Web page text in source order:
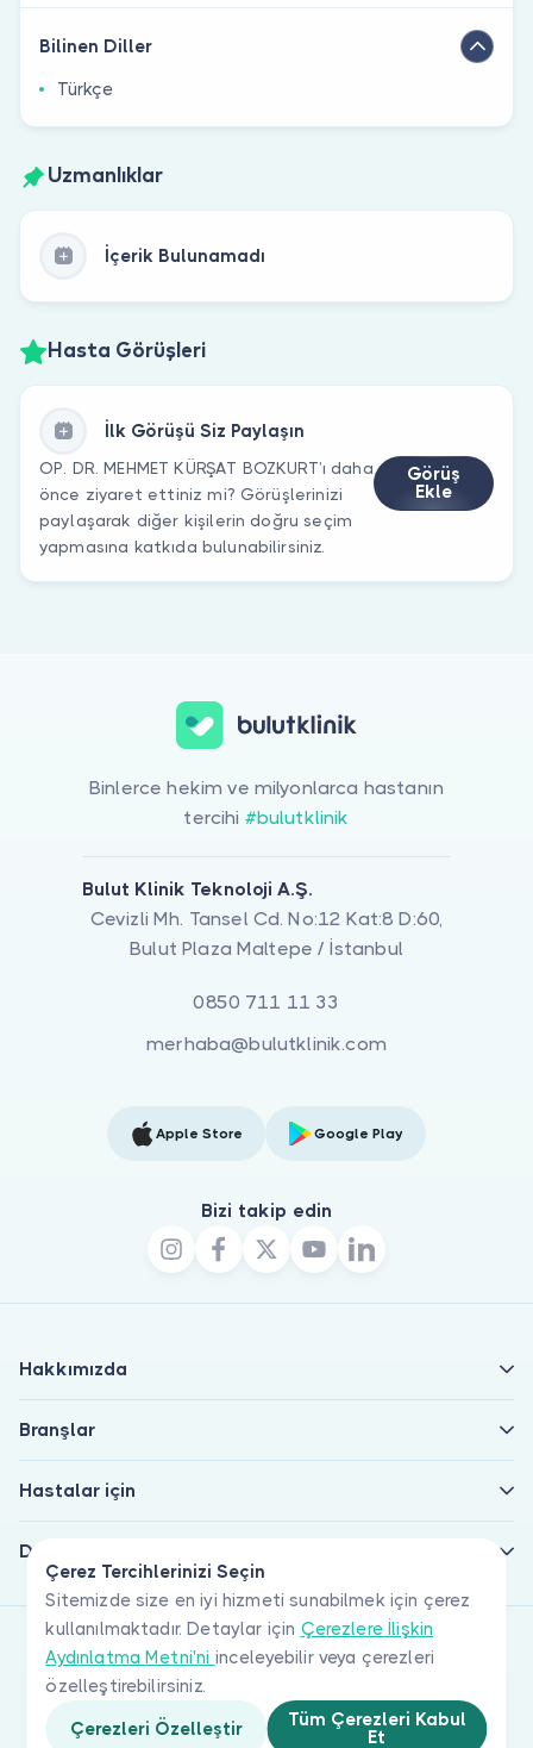
Bilinen Diller
Türkçe
Uzmanlıklar
İçerik Bulunamadı
Hasta Görüşleri
İlk Görüşü Siz Paylaşın
OP. DR. MEHMET KÜRŞAT BOZKURT’ı daha
önce ziyaret ettiniz mi? Görüşlerinizi
paylaşarak diğer kişilerin doğru seçim
yapmasına katkıda bulunabilirsiniz.
Görüş
Ekle
Çerez Tercihlerinizi Seçin
Sitemizde size en iyi hizmeti sunabilmek için çerez
kullanılmaktadır. Detaylar için Çerezlere İlişkin
Aydınlatma Metni'ni inceleyebilir veya çerezleri
özelleştirebilirsiniz.
Çerezleri Özelleştir
Tüm Çerezleri Kabul
Et
Binlerce hekim ve milyonlarca hastanın
tercihi #bulutklinik
Bulut Klinik Teknoloji A.Ş.
Cevizli Mh. Tansel Cd. No:12 Kat:8 D:60,
Bulut Plaza Maltepe / İstanbul
0850 711 11 33
merhaba@bulutklinik.com
Apple Store Google Play
Bizi takip edin
Hakkımızda
Branşlar
Hastalar için
Doktorlar için